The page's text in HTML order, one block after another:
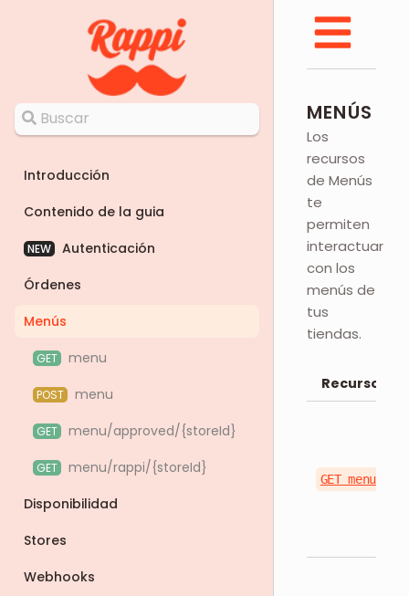
Introducción
Contenido de la guia
NEW
Autenticación
Órdenes
Menús
GET menu
POST menu
GET menu/approved/{storeId}
GET
menu/rappi/{storeId}
Disponibilidad
Stores
Webhooks
MENÚS
Los
recursos
de Menús
te
permiten
interactuar
con los
menús de
tus
tiendas.
Recurso API
GET menu